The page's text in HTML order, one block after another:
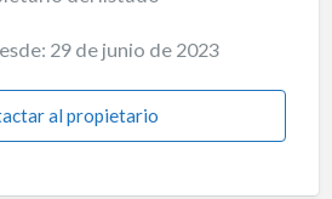
29 de junio de 2023
al propietario